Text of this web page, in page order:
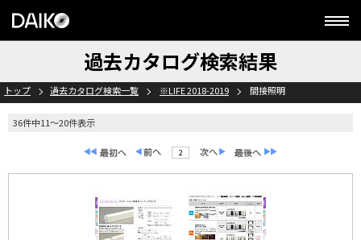
過去カタログ検索結果
トップ 過去カタログ検索一覧 ※LIFE 2018-2019 間接照明
36件中11～20件表示
2